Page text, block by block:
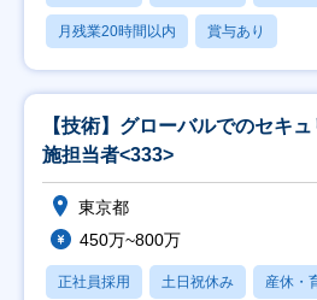
月残業20時間以内 賞与あり
【技術】グローバルでのセキ
施担当者<333>
東京都
450万~800万
正社員採用 土日祝休み 産休・